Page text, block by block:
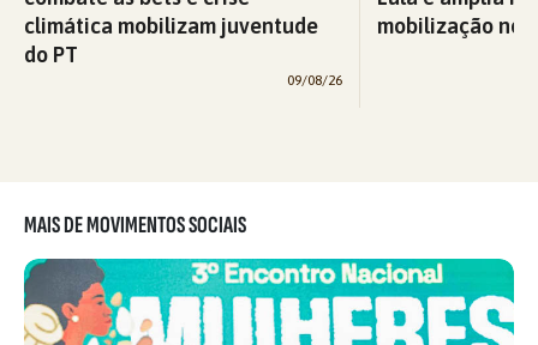
climática mobilizam juventude
do PT
09/08/26
mobilização
MAIS DE MOVIMENTOS SOCIAIS